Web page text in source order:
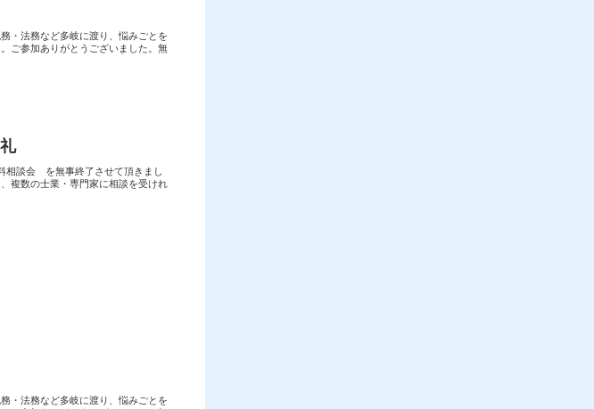
・法務など多岐に渡り、悩みごとを
ご参加ありがとうございました。無
談会 を無事終了させて頂きまし
複数の士業・専門家に相談を受けれ
・法務など多岐に渡り、悩みごとを